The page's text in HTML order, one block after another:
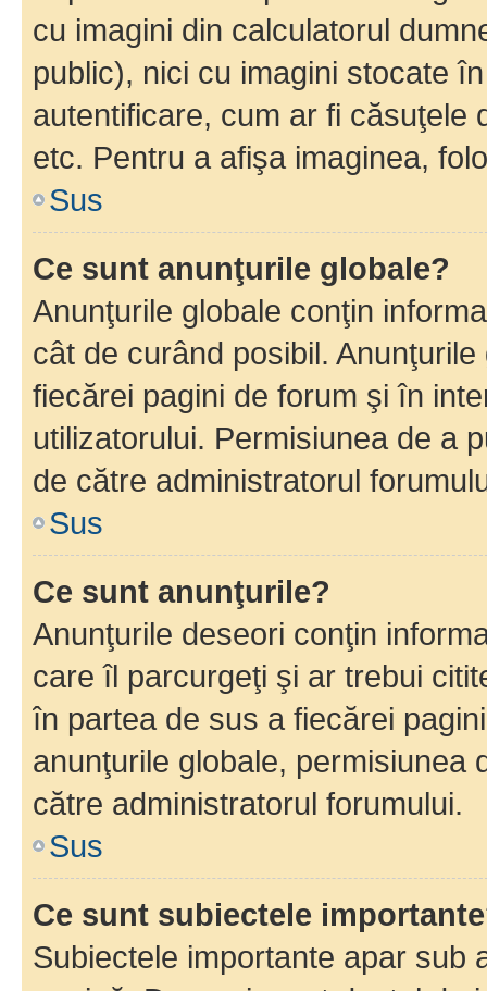
cu imagini din calculatorul
public), nici cu imagini stocate
autentificare, cum ar fi căsuţele
etc. Pentru a afişa imaginea,
Sus
Ce sunt anunţurile globale?
Anunţurile globale conţin
cât de curând posibil.
fiecărei pagini de forum şi în
utilizatorului. Permisiunea de a
de către administratorul
Sus
Ce sunt anunţurile?
Anunţurile deseori conţin
care îl parcurgeţi şi ar trebui
în partea de sus a fiecărei
anunţurile globale, permisiunea
către administratorul forumului.
Sus
Ce sunt subiectele
Subiectele importante apar sub